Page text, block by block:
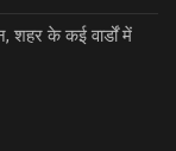
शहर के कई वार्डों में